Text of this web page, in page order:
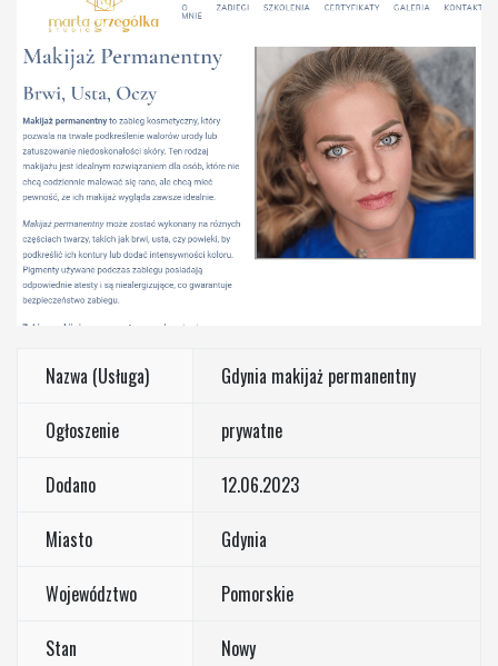
Nazwa (Usługa) Gdynia makijaż permanentny
Ogłoszenie prywatne
Dodano 12.06.2023
Miasto Gdynia
Województwo Pomorskie
Stan Nowy